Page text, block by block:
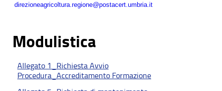
direzioneagricoltura.regione@postacert.umbria.it
Modulistica
Allegato 1_Richiesta Avvio
Procedura_Accreditamento Formazione